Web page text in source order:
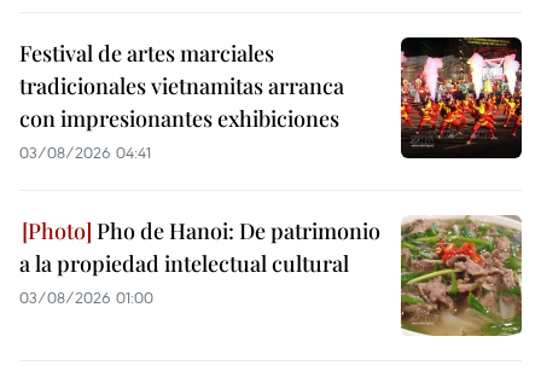
Festival de artes marciales
tradicionales vietnamitas arranca
con impresionantes exhibiciones
03/08/2026 04:41
Pho de Hanoi: De patrimonio
a la propiedad intelectual cultural
03/08/2026 01:00